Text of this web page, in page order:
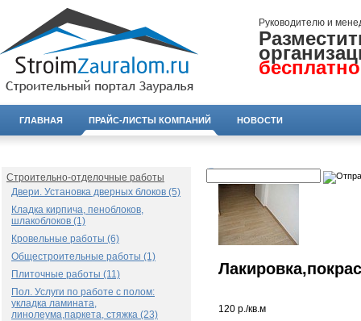
Руководителю и
бесплатно
ГЛАВНАЯ ПРАЙС-ЛИСТЫ КОМПАНИЙ НОВОСТИ
Строительно-отделочные работы
Двери. Установка дверных блоков (5)
Кладка кирпича, пеноблоков,
шлакоблоков (1)
Кровельные работы (6)
Общестроительные работы (1)
Плиточные работы (11)
Пол. Услуги по работе с полом:
укладка ламината,
линолеума,паркета, стяжка (23)
120 р./кв.м